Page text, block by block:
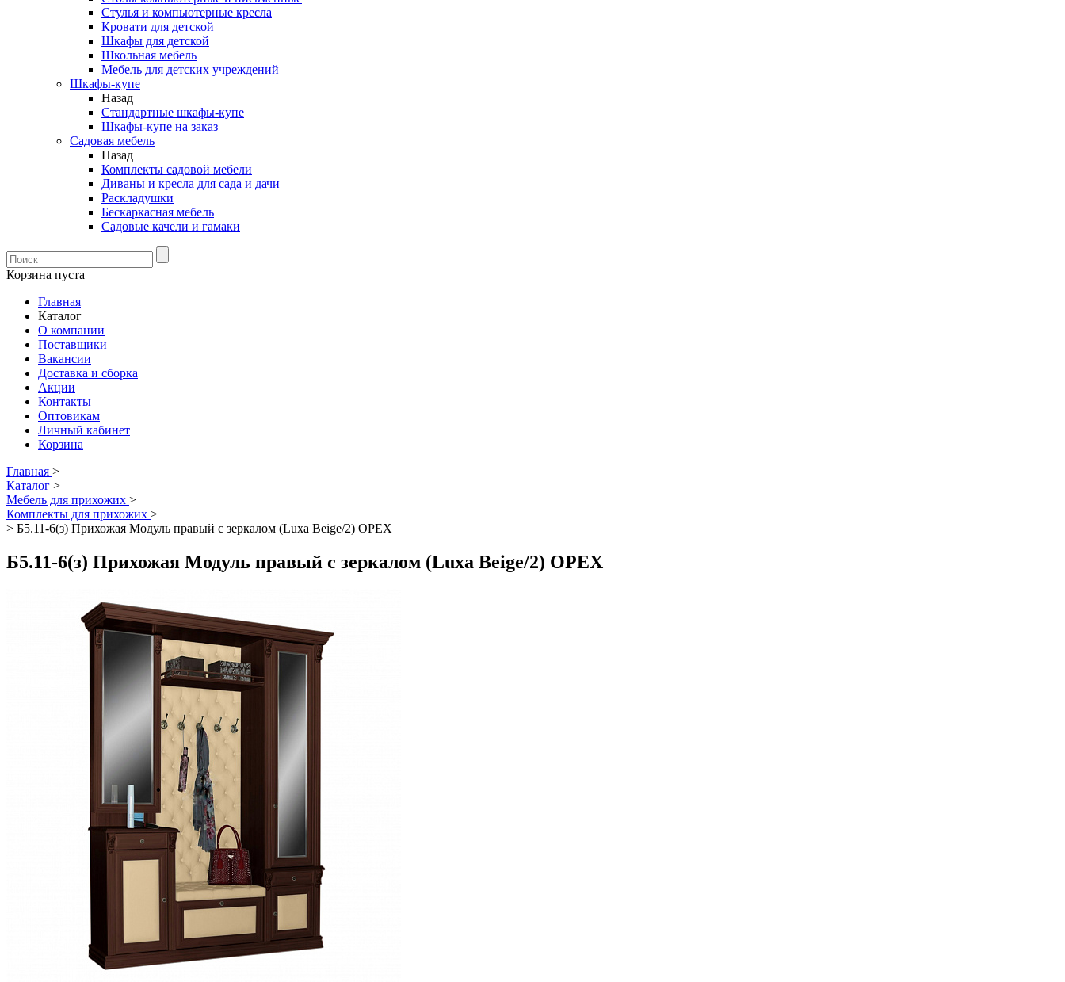
Стулья и компьютерные кресла
Кровати для детской
Шкафы для детской
Школьная мебель
Мебель для детских учреждений
Шкафы-купе
Назад
Стандартные шкафы-купе
Шкафы-купе на заказ
Садовая мебель
Назад
Комплекты садовой мебели
Диваны и кресла для сада и дачи
Раскладушки
Бескаркасная мебель
Садовые качели и гамаки
Корзина пуста
Главная
Каталог
О компании
Поставщики
Вакансии
Доставка и сборка
Акции
Контакты
Оптовикам
Личный кабинет
Корзина
Главная >
Каталог >
Мебель для прихожих >
Комплекты для прихожих >
> Б5.11-6(з) Прихожая Модуль правый с зеркалом (Luxa Beige/2) ОРЕХ
Б5.11-6(з) Прихожая Модуль правый с зеркалом (Luxa Beige/2) ОРЕХ